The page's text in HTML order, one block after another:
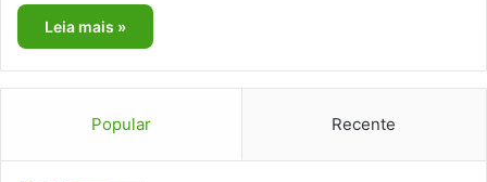
Leia mais »
Popular Recente